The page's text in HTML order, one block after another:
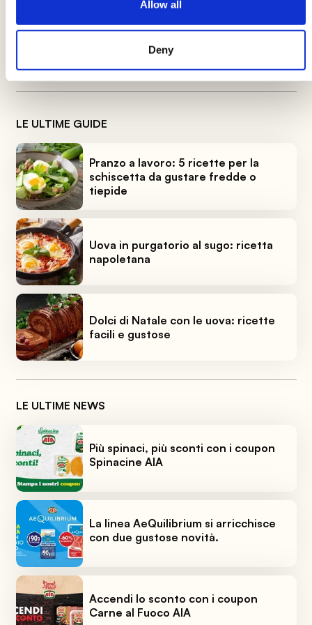
Allow all
Deny
con un mix di sapori e consistenze che
renderanno ogni boccone indimenticabile.
LE ULTIME GUIDE
Pranzo a lavoro: 5 ricette per la
schiscetta da gustare fredde o
tiepide
Uova in purgatorio al sugo: ricetta
napoletana
Dolci di Natale con le uova: ricette
facili e gustose
LE ULTIME NEWS
Più spinaci, più sconti con i coupon
Spinacine AIA
La linea AeQuilibrium si arricchisce
con due gustose novità.
Accendi lo sconto con i coupon
Carne al Fuoco AIA